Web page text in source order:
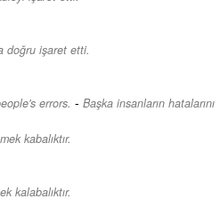
doğru işaret etti.
errors. - Başka insanların hatalarını
kabalıktır.
kalabalıktır.